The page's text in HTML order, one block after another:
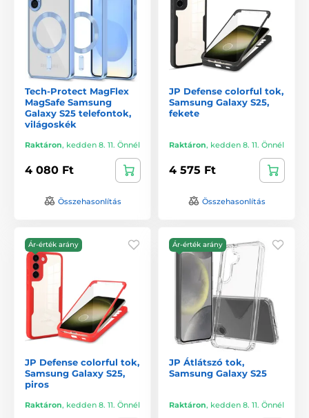
Tech-Protect MagFlex
MagSafe Samsung
Galaxy S25 telefontok,
világoskék
Raktáron, kedden 8. 11. Önnél
4 080 Ft
Összehasonlítás
JP Defense colorful tok,
Samsung Galaxy S25,
fekete
Raktáron, kedden 8. 11. Önnél
4 575 Ft
Összehasonlítás
Ár-érték arány
JP Defense colorful tok,
Samsung Galaxy S25,
piros
Raktáron, kedden 8. 11. Önnél
Ár-érték arány
JP Átlátszó tok,
Samsung Galaxy S25
Raktáron, kedden 8. 11. Önnél